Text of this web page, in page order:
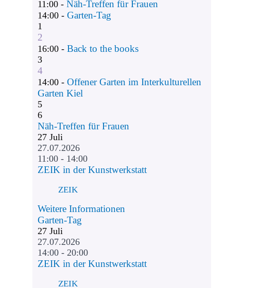
11:00 -Näh-Treffen für Frauen
14:00 -Garten-Tag
1
2
16:00 -Back to the books
3
4
14:00 -Offener Garten im Interkulturellen
Garten Kiel
5
6
Näh-Treffen für Frauen
27 Juli
27.07.2026
11:00 - 14:00
ZEIK in der Kunstwerkstatt
ZEIK
Weitere Informationen
Garten-Tag
27 Juli
27.07.2026
14:00 - 20:00
ZEIK in der Kunstwerkstatt
ZEIK